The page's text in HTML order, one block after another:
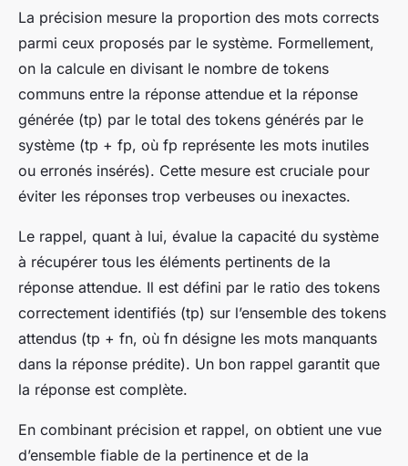
La précision mesure la proportion des mots corrects
parmi ceux proposés par le système. Formellement,
on la calcule en divisant le nombre de tokens
communs entre la réponse attendue et la réponse
générée (tp) par le total des tokens générés par le
système (tp + fp, où fp représente les mots inutiles
ou erronés insérés). Cette mesure est cruciale pour
éviter les réponses trop verbeuses ou inexactes.
Le rappel, quant à lui, évalue la capacité du système
à récupérer tous les éléments pertinents de la
réponse attendue. Il est défini par le ratio des tokens
correctement identifiés (tp) sur l’ensemble des tokens
attendus (tp + fn, où fn désigne les mots manquants
dans la réponse prédite). Un bon rappel garantit que
la réponse est complète.
En combinant précision et rappel, on obtient une vue
d’ensemble fiable de la pertinence et de la